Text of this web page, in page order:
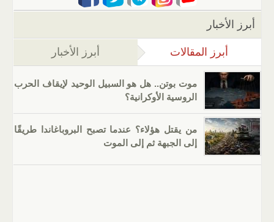
أبرز الأخبار
أبرز المقالات (علامة التبويب النشطة)
أبرز الأخبار
موت بوتن.. هل هو السبيل الوحيد لإيقاف الحرب
الروسية الأوكرانية؟
من يقتل هؤلاء؟ عندما تصبح البروباغاندا طريقًا
إلى الجبهة ثم إلى الموت